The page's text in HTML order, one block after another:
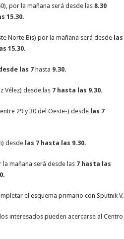
por la mañana será desde las 8.30
15.30.
Norte Bis) por la mañana será desde las
15.30.
las 7 hasta 9.30.
Vélez) desde las 7 hasta las 9.30.
29 y 30 del Oeste-) desde las 7
desde las 7 hasta las 9.30.
la mañana será desde las 7 hasta las
el esquema primario con Sputnik V.
los interesados pueden acercarse al Centro